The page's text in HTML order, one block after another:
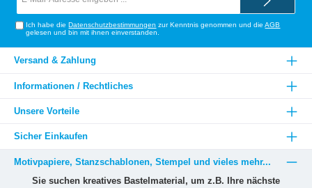
Ich habe dieDatenschutzbestimmungen zur Kenntnis genommen und dieAGB
gelesen und bin mit ihnen einverstanden.
Versand & Zahlung
Informationen / Rechtliches
Unsere Vorteile
Sicher Einkaufen
Motivpapiere, Stanzschablonen, Stempel und vieles mehr...
Sie suchen kreatives Bastelmaterial, um z.B. Ihre nächste